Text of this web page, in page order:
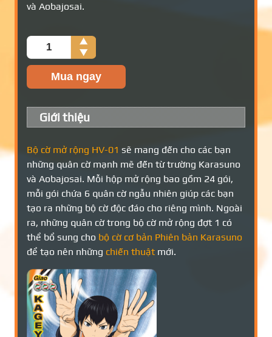
và Aobajosai.
Số
lượng
Mua ngay
Giới thiệu
Bộ cờ mở rộng HV-01 sẽ mang đến cho các bạn
những quân cờ mạnh mẽ đến từ trường Karasuno
và Aobajosai. Mỗi hộp mở rộng bao gồm 24 gói,
mỗi gói chứa 6 quân cờ ngẫu nhiên giúp các bạn
tạo ra những bộ cờ độc đáo cho riêng mình. Ngoài
ra, những quân cờ trong bộ cờ mở rộng đợt 1 có
thể bổ sung cho bộ cờ cơ bản Phiên bản Karasuno
để tạo nên những chiến thuật mới.